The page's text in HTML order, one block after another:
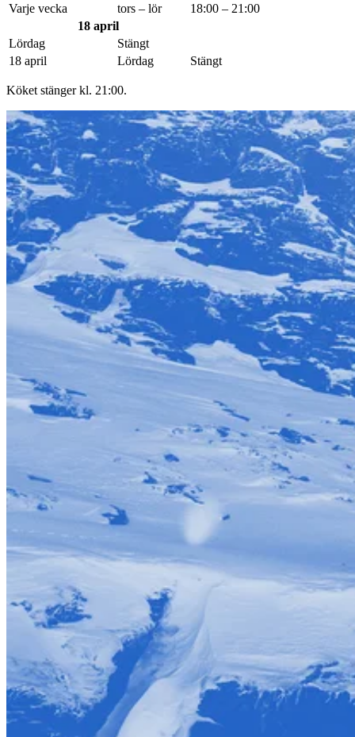
Varje vecka
tors – lör
18:00 – 21:00
18 april
Lördag
Stängt
18 april
Lördag Stängt
Köket stänger kl. 21:00.